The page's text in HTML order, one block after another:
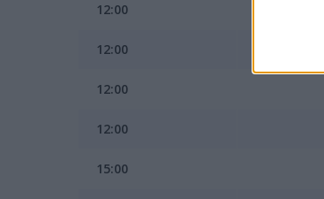
12:00
12:00
12:00
12:00
15:00